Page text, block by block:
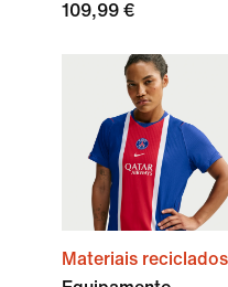
109,99 €
Materiais reciclados